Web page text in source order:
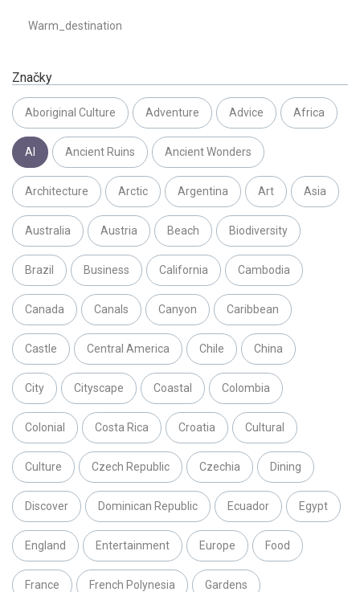
Warm_destination
Značky
Aboriginal Culture Adventure Advice Africa
AI Ancient Ruins Ancient Wonders
Architecture Arctic Argentina Art Asia
Australia Austria Beach Biodiversity
Brazil Business California Cambodia
Canada Canals Canyon Caribbean
Castle Central America Chile China
City Cityscape Coastal Colombia
Colonial Costa Rica Croatia Cultural
Culture Czech Republic Czechia Dining
Discover Dominican Republic Ecuador Egypt
England Entertainment Europe Food
France French Polynesia Gardens